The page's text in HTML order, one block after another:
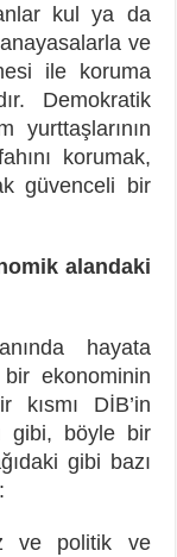
kul ya da
ve
ile koruma
Demokratik
yurttaşlarının
korumak,
güvenceli bir
alandaki
hayata
ekonominin
kısmı DİB’in
gibi, böyle bir
gibi bazı
ve politik ve